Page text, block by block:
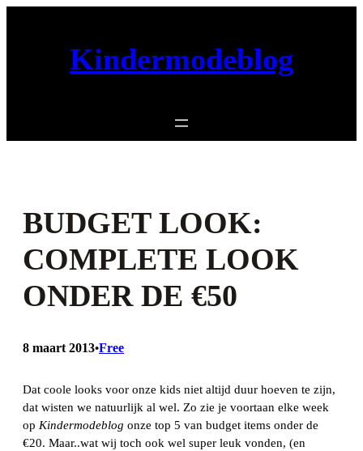
Kindermodeblog
BUDGET LOOK:
COMPLETE LOOK
ONDER DE €50
8 maart 2013•Free
Dat coole looks voor onze kids niet altijd duur hoeven te zijn,
dat wisten we natuurlijk al wel. Zo zie je voortaan elke week
op Kindermodeblog onze top 5 van budget items onder de
€20. Maar..wat wij toch ook wel super leuk vonden, (en